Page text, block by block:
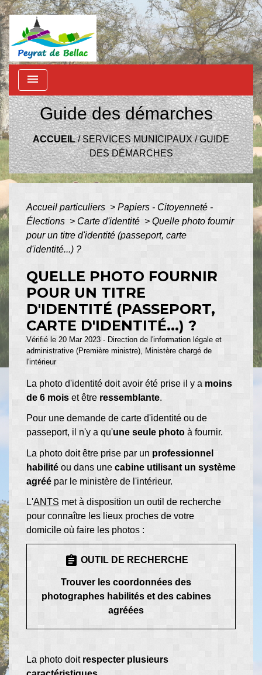
menu
Guide des démarches
ACCUEIL/SERVICES MUNICIPAUX/GUIDE
DES DÉMARCHES
Accueil particuliers > Papiers - Citoyenneté -
Élections > Carte d'identité > Quelle photo fournir
pour un titre d'identité (passeport, carte
d'identité...) ?
QUELLE PHOTO FOURNIR
POUR UN TITRE
D'IDENTITÉ (PASSEPORT,
CARTE D'IDENTITÉ...) ?
Vérifié le 20 Mar 2023 - Direction de l'information légale et
administrative (Première ministre), Ministère chargé de
l'intérieur
La photo d'identité doit avoir été prise il y a moins
de 6 mois et être ressemblante.
Pour une demande de carte d'identité ou de
passeport, il n'y a qu'une seule photo à fournir.
La photo doit être prise par un professionnel
habilité ou dans une cabine utilisant un système
agréé par le ministère de l'intérieur.
L'ANTS met à disposition un outil de recherche
pour connaître les lieux proches de votre
domicile où faire les photos :
assignment OUTIL DE RECHERCHE
Trouver les coordonnées des
photographes habilités et des cabines
agréées
La photo doit respecter plusieurs